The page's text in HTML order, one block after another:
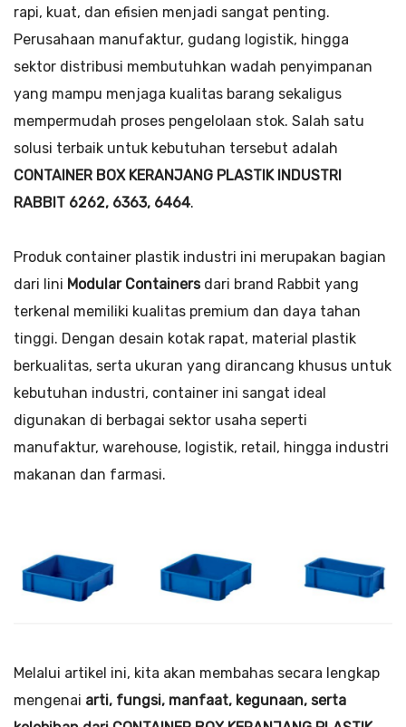
rapi, kuat, dan efisien menjadi sangat penting.
Perusahaan manufaktur, gudang logistik, hingga
sektor distribusi membutuhkan wadah penyimpanan
yang mampu menjaga kualitas barang sekaligus
mempermudah proses pengelolaan stok. Salah satu
solusi terbaik untuk kebutuhan tersebut adalah
CONTAINER BOX KERANJANG PLASTIK INDUSTRI
RABBIT 6262, 6363, 6464.
Produk container plastik industri ini merupakan bagian
dari lini Modular Containersdari brand Rabbit yang
terkenal memiliki kualitas premium dan daya tahan
tinggi. Dengan desain kotak rapat, material plastik
berkualitas, serta ukuran yang dirancang khusus untuk
kebutuhan industri, container ini sangat ideal
digunakan di berbagai sektor usaha seperti
manufaktur, warehouse, logistik, retail, hingga industri
makanan dan farmasi.
Melalui artikel ini, kita akan membahas secara lengkap
mengenai arti, fungsi, manfaat, kegunaan, serta